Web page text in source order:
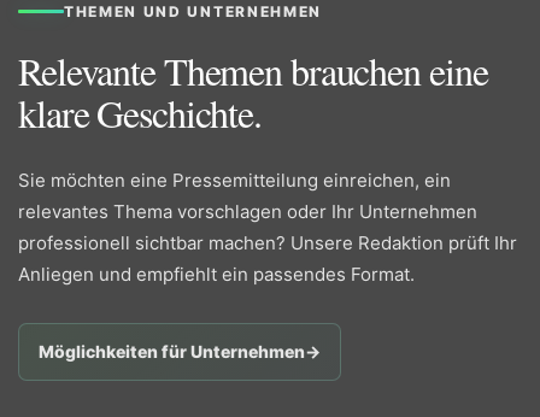
THEMEN UND UNTERNEHMEN
Relevante Themen brauchen eine
klare Geschichte.
Sie möchten eine Pressemitteilung einreichen, ein
relevantes Thema vorschlagen oder Ihr Unternehmen
professionell sichtbar machen? Unsere Redaktion prüft Ihr
Anliegen und empfiehlt ein passendes Format.
Möglichkeiten für Unternehmen→